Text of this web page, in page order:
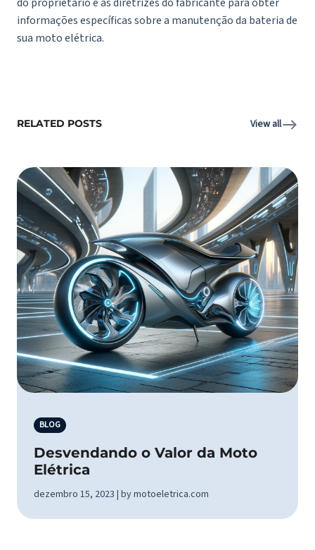
informações específicas sobre a manutenção da bateria de
sua moto elétrica.
RELATED POSTS View all
BLOG
Desvendando o Valor da Moto
Elétrica
dezembro 15, 2023 | by motoeletrica.com